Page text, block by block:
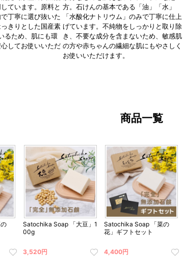
ています。原料と
丁寧に選び抜いた
きりとした国産素
るため、肌にも環
してお使いいただ
方。石けんの基本である「油」「水」
「水酸化ナトリウム」のみで丁寧に仕上
げています。不純物をしっかりと取り除
き、不要な成分を含まないため、敏感肌
の方や赤ちゃんの繊細な肌にもやさしく
お使いいただけます。
商品一覧
Satochika Soap 「大豆」1
00g
3,520円
Satochika Soap 「菜の
花」ギフトセット
4,400円